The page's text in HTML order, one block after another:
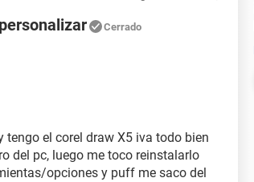
Cerrado
el corel draw X5 iva todo bien
del pc, luego me toco reinstalarlo
opciones y puff me saco del